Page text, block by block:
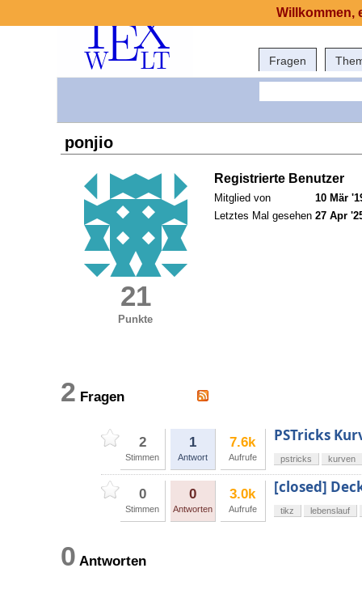
Fragen
ponjio
21
Punkte
Registrierte Benutzer
Mitglied von
10 Mär
Letztes Mal gesehen 27 Apr
2 Fragen
2
Stimmen
1
Antwort
7.6k
Aufrufe
PSTricks
pstricks kurven
0
Stimmen
0
Antworten
3.0k
Aufrufe
[closed]
tikz lebenslauf
0 Antworten
Willkommen,